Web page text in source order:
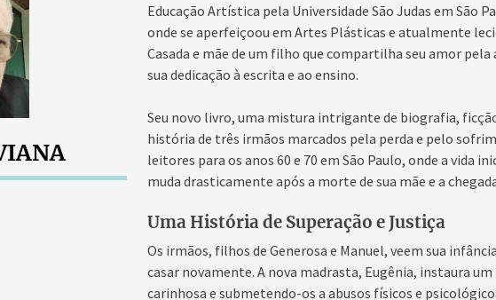
Educação Artística pela Universidade São Judas em São
onde se aperfeiçoou em Artes Plásticas e atualmente
Casada e mãe de um filho que compartilha seu amor
sua dedicação à escrita e ao ensino.
Seu novo livro, uma mistura intrigante de biografia,
história de três irmãos marcados pela perda e pelo
leitores para os anos 60 e 70 em São Paulo, onde a vida
muda drasticamente após a morte de sua mãe e a
Uma História de Superação e Justiça
Os irmãos, filhos de Generosa e Manuel, veem sua
casar novamente. A nova madrasta, Eugênia, instaura
carinhosa e submetendo-os a abusos físicos e